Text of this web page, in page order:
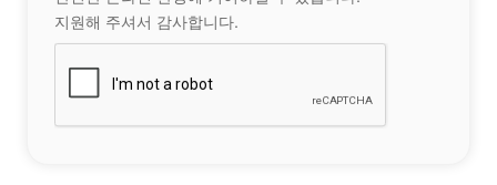
지원해 주셔서 감사합니다.